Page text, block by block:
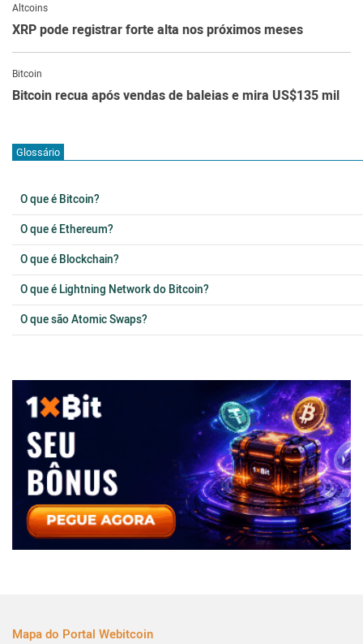
Altcoins
XRP pode registrar forte alta nos próximos meses
Bitcoin
Bitcoin recua após vendas de baleias e mira US$135 mil
Glossário
O que é Bitcoin?
O que é Ethereum?
O que é Blockchain?
O que é Lightning Network do Bitcoin?
O que são Atomic Swaps?
Mapa do Portal Webitcoin